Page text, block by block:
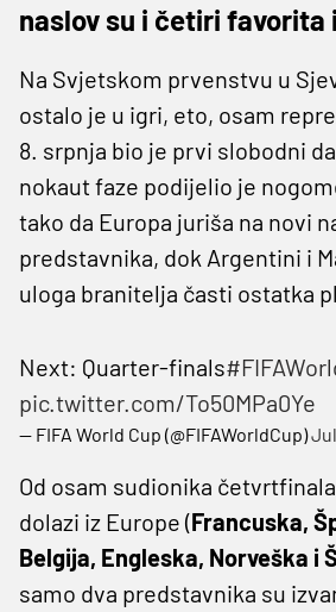
naslov su i četiri favorita
Na Svjetskom prvenstvu u
ostalo je u igri, eto, osam
8. srpnja bio je prvi slobodni
nokaut faze podijelio je
tako da Europa juriša na novi
predstavnika, dok Argentini i
uloga branitelja časti ostatka
Next: Quarter-finals
pic.twitter.com/To50MPa0Ye
— FIFA World Cup (@FIFAWorldCup)
Od osam sudionika
dolazi iz Europe (Francuska,
Belgija, Engleska, Norveška i
samo dva predstavnika su